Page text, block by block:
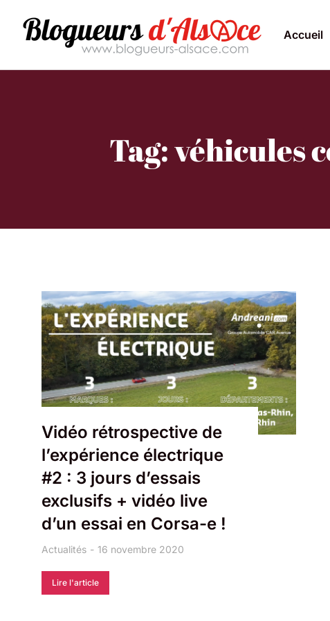
Accueil
Tag: véhicules
Vidéo rétrospective de
l’expérience électrique
#2 : 3 jours d’essais
exclusifs + vidéo live
d’un essai en Corsa-e !
Actualités 16 novembre 2020
Lire l'article